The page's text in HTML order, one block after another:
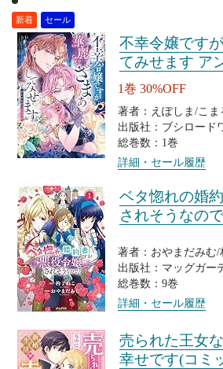
新着 セール
不幸令嬢です
てみせます ア
ク
1巻 30%OFF
著者：えぽしま/こま
出版社：ブシロード
総巻数：1巻
詳細・セール履歴
ベタ惚れの婚
されそうなので
著者：おやまだみむ/
出版社：マッグガー
総巻数：9巻
詳細・セール履歴
売られた王女
幸せです(コミ